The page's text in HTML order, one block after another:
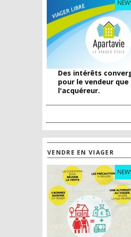
Des intérêts
pour le vendeur que
l'acquéreur.
VENDRE EN VIAGER